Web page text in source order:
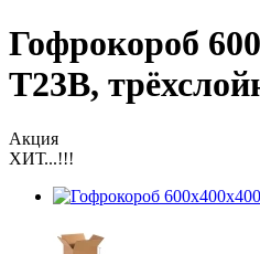
Гофрокороб
Т23В,
Акция
ХИТ...!!!